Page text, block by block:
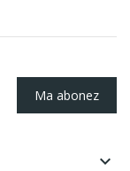
Ma abonez
